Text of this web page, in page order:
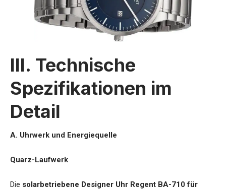
III. Technische
Spezifikationen im
Detail
A. Uhrwerk und Energiequelle
Quarz-Laufwerk
Die solarbetriebene Designer Uhr Regent BA-710 für